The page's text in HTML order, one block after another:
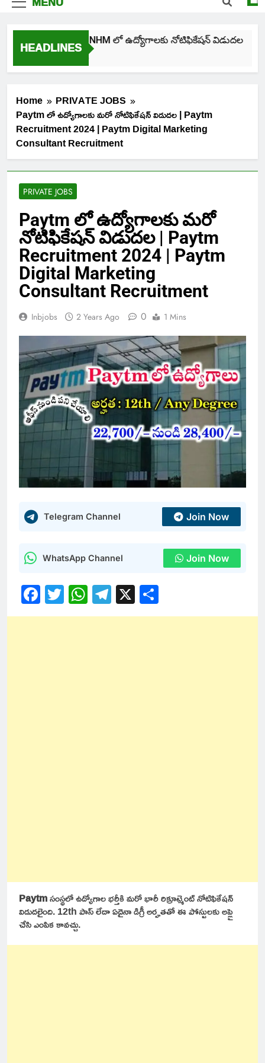
HEADLINES
తెలంగాణ NHM లో ఉద్యోగాలకు నోటిఫికేషన్ విడుదల
Home
PRIVATE JOBS
Paytm లో ఉద్యోగాలకు మరో నోటిఫికేషన్ విడుదల | Paytm
Recruitment 2024 | Paytm Digital Marketing
Consultant Recruitment
PRIVATE JOBS
Paytm లో ఉద్యోగాలకు మరో
నోటిఫికేషన్ విడుదల | Paytm
Recruitment 2024 | Paytm
Digital Marketing
Consultant Recruitment
Inbjobs 2 Years Ago 0 1 Mins
Telegram Channel Join Now
WhatsApp Channel Join Now
Facebook
Twitter
WhatsApp
Telegram
X
Paytmసంస్థలోఉద్యోగాల భర్తీకి మరో భారీ రిక్రూట్మెంట్ నోటిఫికేషన్
విడుదలైంది. 12th పాస్ లేదా ఏదైనా డిగ్రీ అర్హతతో ఈ పోస్టులకు అప్లై
చేసి ఎంపిక కావచ్చు.